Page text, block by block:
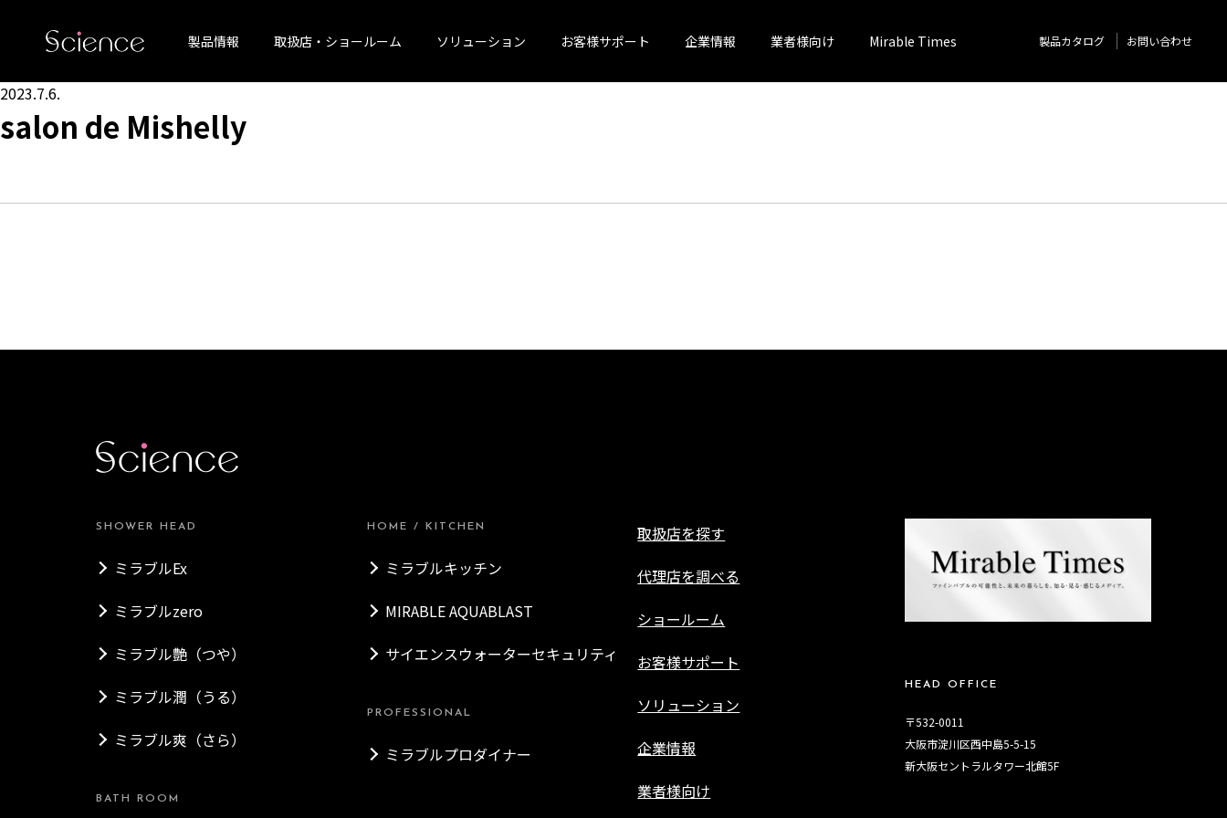
製品情報 取扱店・ショールーム ソリューション お客様サポート 企業情報 業者様向け Mirable Times 製品カタログ お問い合わせ
2023.7.6.
salon de Mishelly
SHOWER HEAD
ミラブルEx
ミラブルzero
ミラブル艶（つや）
ミラブル潤（うる）
ミラブル爽（さら）
BATH ROOM
HOME / KITCHEN
ミラブルキッチン
MIRABLE AQUABLAST
サイエンスウォーターセキュリティ
PROFESSIONAL
ミラブルプロダイナー
取扱店を探す
代理店を調べる
ショールーム
お客様サポート
ソリューション
企業情報
業者様向け
HEAD OFFICE
〒532-0011
大阪市淀川区西中島5-5-15
新大阪セントラルタワー北館5F